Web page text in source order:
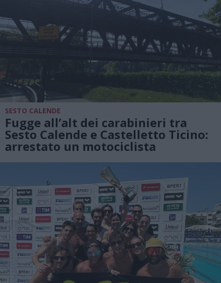
SESTO CALENDE
Fugge all’alt dei carabinieri tra
Sesto Calende e Castelletto Ticino:
arrestato un motociclista